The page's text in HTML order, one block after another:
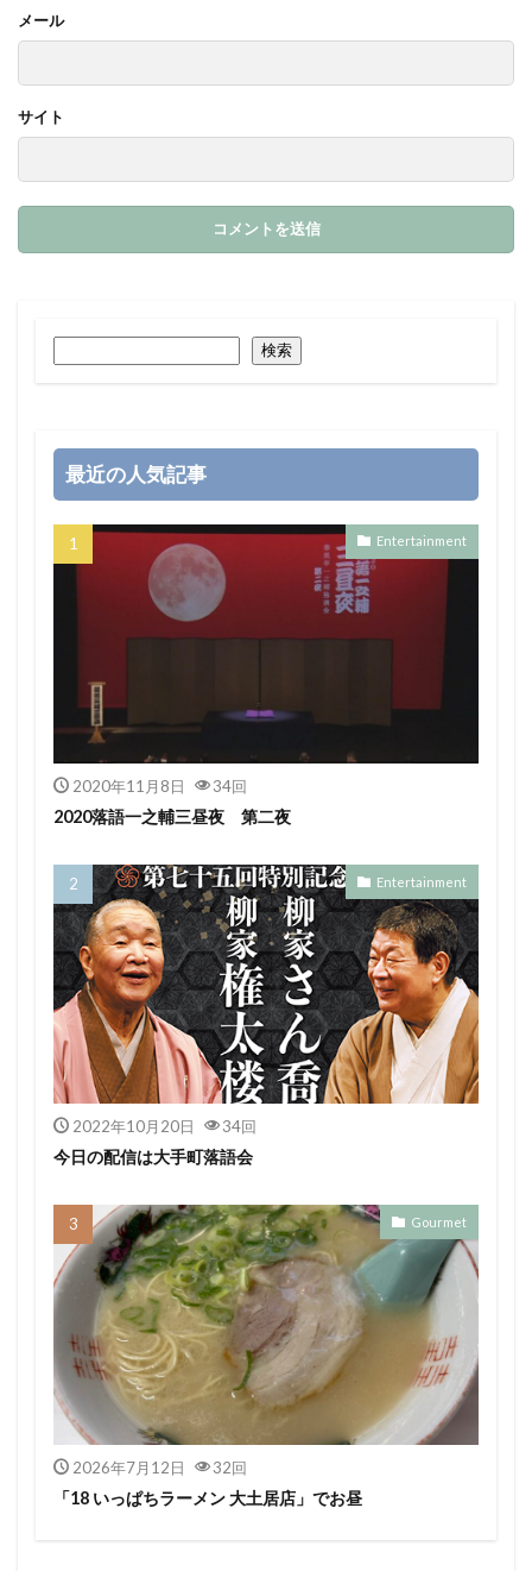
メール
サイト
検索
最近の人気記事
Entertainment
2020年11月8日 34回
2020落語一之輔三昼夜 第二夜
Entertainment
2022年10月20日 34回
今日の配信は大手町落語会
Gourmet
2026年7月12日 32回
「18 いっぱちラーメン 大土居店」でお昼